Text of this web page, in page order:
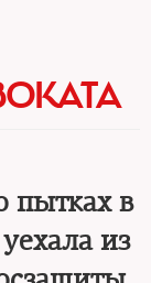
пытках в
из